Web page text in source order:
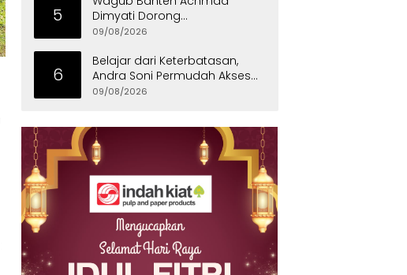
5
Dimyati Dorong
Pengembangan Atlet Catur
09/08/2026
6
Belajar dari Keterbatasan,
Andra Soni Permudah Akses
Pendidikan Anak-anak di
09/08/2026